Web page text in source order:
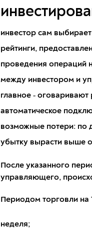
инвестор сам
рейтинги,
проведения операций
между инвестором и
главное ‑ оговаривают
автоматическое
возможные потери: по
убытку вырасти выше
После указанного
управляющего,
Периодом торговли на
неделя;